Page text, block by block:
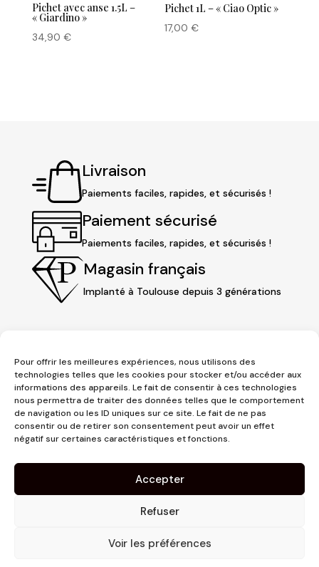
Pour offrir les meilleures expériences, nous utilisons des
technologies telles que les cookies pour stocker et/ou accéder aux
informations des appareils. Le fait de consentir à ces technologies
nous permettra de traiter des données telles que le comportement
de navigation ou les ID uniques sur ce site. Le fait de ne pas
consentir ou de retirer son consentement peut avoir un effet
négatif sur certaines caractéristiques et fonctions.
Accepter
Refuser
Voir les préférences
Pichet avec anse 1.5L –
« Giardino »
34,90 €
Pichet 1L – « Ciao Optic »
17,00€
Livraison
Paiements faciles, rapides, et sécurisés !
Paiement sécurisé
Paiements faciles, rapides, et sécurisés !
Magasin français
Implanté à Toulouse depuis 3 générations
3 place Jeanne d'Arc
31000 Toulouse
contact@pujolmaison.com
05 62 73 70 73